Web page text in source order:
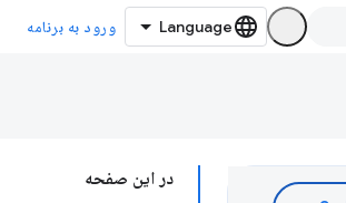
ورود به برنامه
در این صفحه